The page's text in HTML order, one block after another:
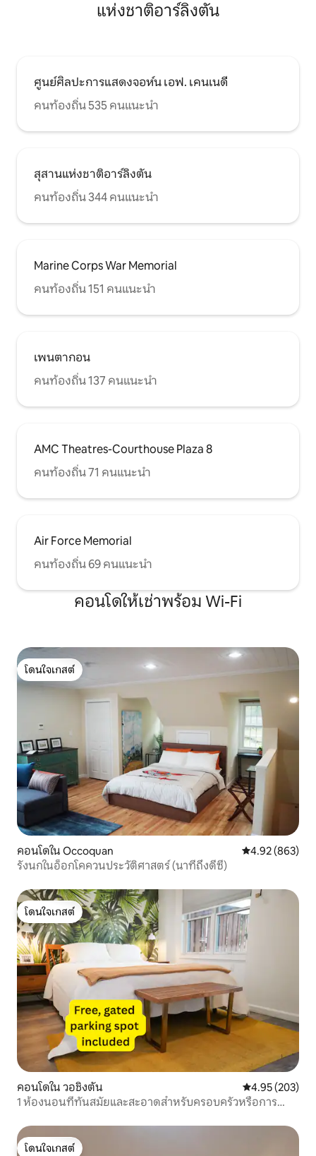
แห่งชาติอาร์ลิงตัน
ศูนย์ศิลปะการแสดงจอห์น เอฟ. เคนเนดี
คนท้องถิ่น 535 คนแนะนำ
สุสานแห่งชาติอาร์ลิงตัน
คนท้องถิ่น 344 คนแนะนำ
Marine Corps War Memorial
คนท้องถิ่น 151 คนแนะนำ
เพนตากอน
คนท้องถิ่น 137 คนแนะนำ
AMC Theatres-Courthouse Plaza 8
คนท้องถิ่น 71 คนแนะนำ
Air Force Memorial
คนท้องถิ่น 69 คนแนะนำ
คอนโดให้เช่าพร้อม Wi-Fi
โดนใจเกสต์
โดนใจเกสต์
คอนโดใน Occoquan คะแนนเฉลี่ย
4.92 (863)
รังนกในอ็อกโคควนประวัติศาสตร์ (นาทีถึงดีซี)
โดนใจเกสต์
โดนใจเกสต์
คอนโดใน วอชิงตัน คะแนนเฉลี่ย
4.95 (203)
1 ห้องนอนที่ทันสมัยและสะอาดสำหรับครอบครัวหรือการ
โดนใจเกสต์